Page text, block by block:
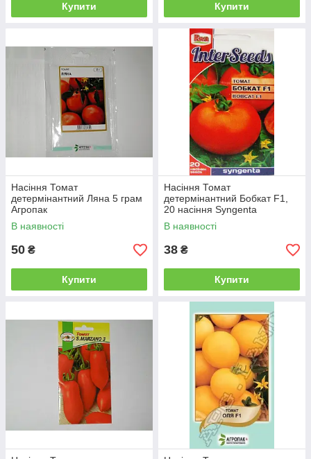
Купити Купити
Насіння Томат
детермінантний Ляна 5 грам
Агропак
В наявності
50 ₴
Купити
Насіння Томат
детермінантний Бобкат F1,
20 насіння Syngenta
В наявності
38 ₴
Купити